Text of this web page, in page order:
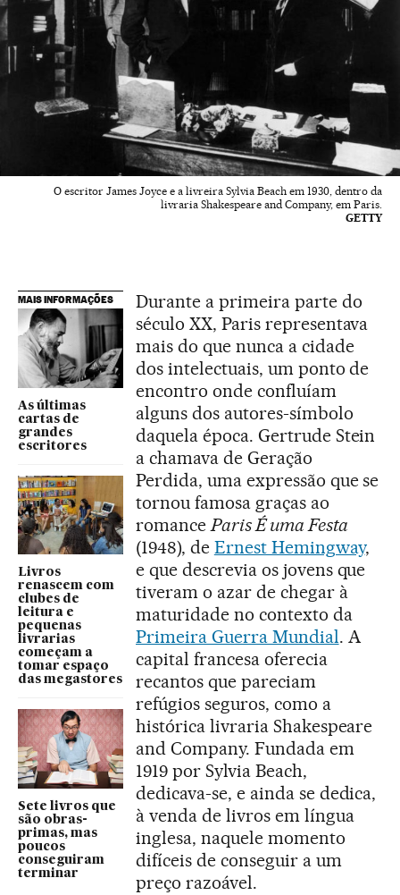
O escritor James Joyce e a livreira Sylvia Beach em 1930, dentro da
livraria Shakespeare and Company, em Paris.
GETTY
MAIS INFORMAÇÕES
As últimas
cartas de
grandes
escritores
Livros
renascem com
clubes de
leitura e
pequenas
livrarias
começam a
tomar espaço
das megastores
Sete livros que
são obras-
primas, mas
poucos
conseguiram
terminar
Durante a primeira parte do
século XX, Paris representava
mais do que nunca a cidade
dos intelectuais, um ponto de
encontro onde confluíam
alguns dos autores-símbolo
daquela época. Gertrude Stein
a chamava de Geração
Perdida, uma expressão que se
tornou famosa graças ao
romanceParis É uma Festa
(1948), de Ernest Hemingway,
e que descrevia os jovens que
tiveram o azar de chegar à
maturidade no contexto da
Primeira Guerra Mundial. A
capital francesa oferecia
recantos que pareciam
refúgios seguros, como a
histórica livraria Shakespeare
and Company. Fundada em
1919 por Sylvia Beach,
dedicava-se, e ainda se dedica,
à venda de livros em língua
inglesa, naquele momento
difíceis de conseguir a um
preço razoável.